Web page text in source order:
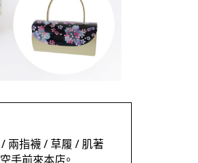
兩指襪 / 草履 / 肌著
手前來本店。